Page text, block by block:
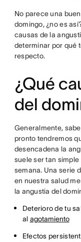
No parece una
domingo, ¿no es
causas de la
determinar por qué
respecto.
¿Qué
del
Generalmente,
pronto tendremos
desencadena la
suele ser tan
semana. Una serie
en nuestra salud
la angustia del
Deterioro de tu
al agotamiento
Efectos